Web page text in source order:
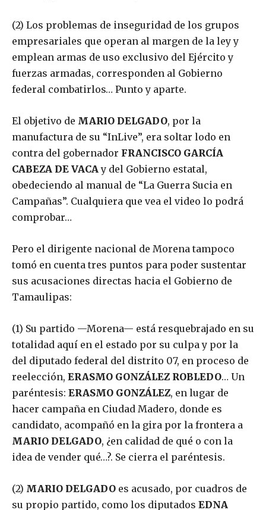
(2) Los problemas de inseguridad de los grupos
empresariales que operan al margen de la ley y
emplean armas de uso exclusivo del Ejército y
fuerzas armadas, corresponden al Gobierno
federal combatirlos… Punto y aparte.
El objetivo de MARIO DELGADO, por la
manufactura de su “InLive”, era soltar lodo en
contra del gobernador FRANCISCO GARCÍA
CABEZA DE VACAy del Gobierno estatal,
obedeciendo al manual de “La Guerra Sucia en
Campañas”. Cualquiera que vea el video lo podrá
comprobar…
Pero el dirigente nacional de Morena tampoco
tomó en cuenta tres puntos para poder sustentar
sus acusaciones directas hacia el Gobierno de
Tamaulipas:
(1) Su partido —Morena— está resquebrajado en su
totalidad aquí en el estado por su culpa y por la
del diputado federal del distrito 07, en proceso de
reelección, ERASMO GONZÁLEZ ROBLEDO… Un
paréntesis: ERASMO GONZÁLEZ, en lugar de
hacer campaña en Ciudad Madero, donde es
candidato, acompañó en la gira por la frontera a
MARIO DELGADO, ¿en calidad de qué o con la
idea de vender qué…?. Se cierra el paréntesis.
(2) MARIO DELGADO es acusado, por cuadros de
su propio partido, como los diputados EDNA